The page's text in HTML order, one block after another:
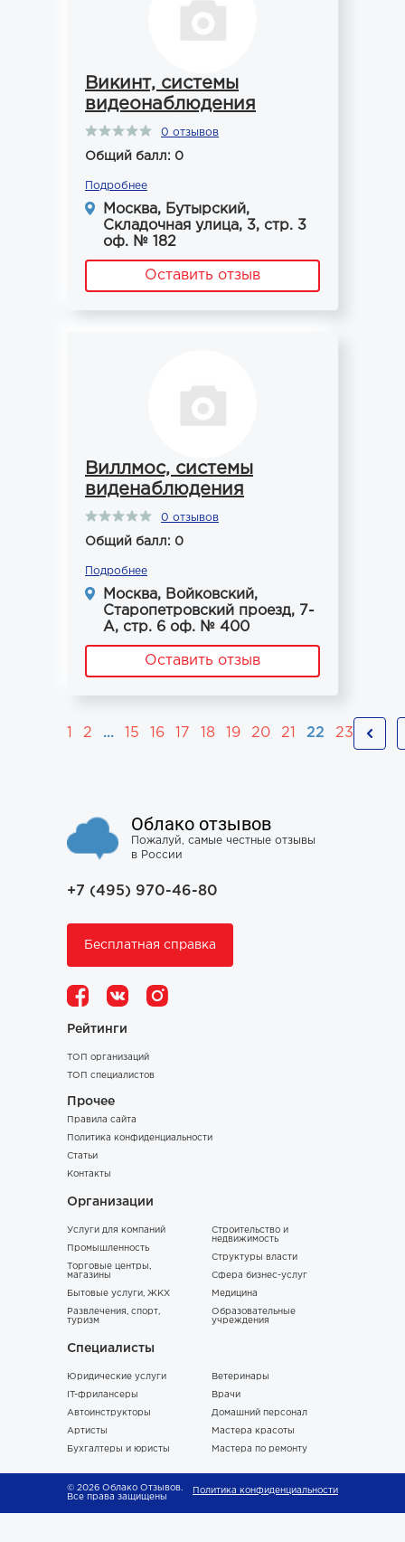
Викинт, системы
видеонаблюдения
0 отзывов
Общий балл: 0
Подробнее
Москва, Бутырский,
Складочная улица, 3, стр. 3
оф. № 182
Оставить отзыв
Виллмос, системы
виденаблюдения
0 отзывов
Общий балл: 0
Подробнее
Москва, Войковский,
Старопетровский проезд, 7-
А, стр. 6 оф. № 400
Оставить отзыв
2 ... 15 16 17 18 19 20 21 22 23
Облако отзывов
Пожалуй, самые честные отзывы
в России
+7 (495) 970-46-80
Бесплатная справка
Рейтинги
ТОП организаций
ТОП специалистов
Прочее
Правила сайта
Политика конфиденциальности
Статьи
Контакты
Организации
Услуги для компаний
Промышленность
Торговые центры,
магазины
Бытовые услуги, ЖКХ
Развлечения, спорт,
туризм
Строительство и
недвижимость
Структуры власти
Сфера бизнес-услуг
Медицина
Образовательные
учреждения
Специалисты
Юридические услуги
IT-фрилансеры
Автоинструкторы
Артисты
Бухгалтеры и юристы
Ветеринары
Врачи
Домашний персонал
Мастера красоты
Мастера по ремонту
© 2026 Облако Отзывов.
Все права защищены
Политика конфиденциальности